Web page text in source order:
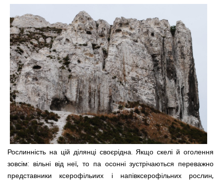
Рослинність на цій ділянці своєрідна. Якщо скелі й оголення
зовсім: вільні від неї, то па осонні зустрічаються переважно
представники ксерофільиих і напівксерофільних рослин,